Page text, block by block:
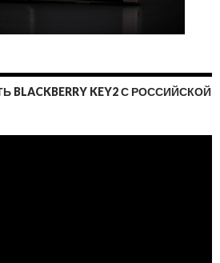
KEY2 С РОССИЙСКОЙ